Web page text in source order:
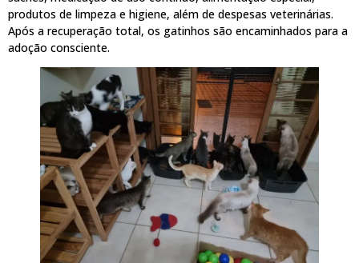
produtos de limpeza e higiene, além de despesas veterinárias.
Após a recuperação total, os gatinhos são encaminhados para a
adoção consciente.